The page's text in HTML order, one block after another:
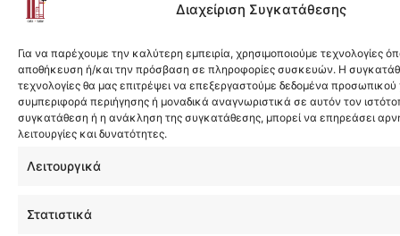
Διαχείριση Συγκατάθεσης
Για να παρέχουμε την καλύτερη εμπειρία, χρησιμοποιούμε τεχνολογίες
αποθήκευση ή/και την πρόσβαση σε πληροφορίες συσκευών. Η
τεχνολογίες θα μας επιτρέψει να επεξεργαστούμε δεδομένα
συμπεριφορά περιήγησης ή μοναδικά αναγνωριστικά σε αυτόν τον
συγκατάθεση ή η ανάκληση της συγκατάθεσης, μπορεί να επηρεάσει
λειτουργίες και δυνατότητες.
Λειτουργικά
Στατιστικά